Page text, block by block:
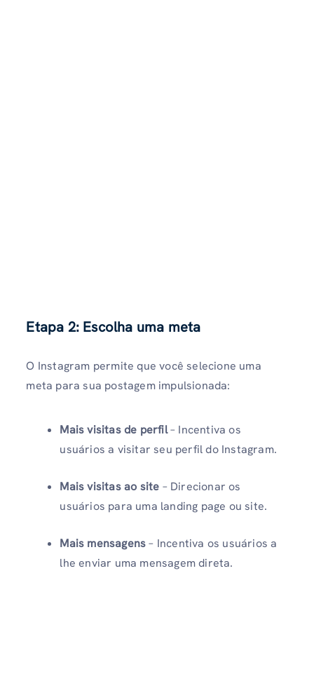
Etapa 2: Escolha uma meta
O Instagram permite que você selecione uma
meta para sua postagem impulsionada:
Mais visitas de perfil– Incentiva os
usuários a visitar seu perfil do Instagram.
Mais visitas ao site – Direcionar os
usuários para uma landing page ou site.
Mais mensagens– Incentiva os usuários a
lhe enviar uma mensagem direta.